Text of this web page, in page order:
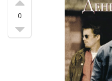
В числе этих фильмов
Смита. Например, кинохит
где Уилл Смит вместе с
Землю от 'жуликов
Присоединяйтесь к
фильм и помогите
ваши любимые фильмы,
0